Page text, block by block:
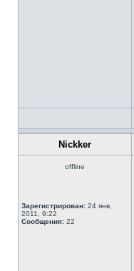
Nickker
offline
Зарегистрирован: 24 янв,
2011, 9:22
Сообщения: 22